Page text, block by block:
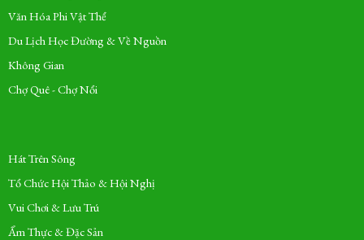
Văn Hóa Phi Vật Thể
Du Lịch Học Đường & Về Nguồn
Không Gian
Chợ Quê - Chợ Nổi
Hát Trên Sông
Tổ Chức Hội Thảo & Hội Nghị
Vui Chơi & Lưu Trú
Ẩm Thực & Đặc Sản